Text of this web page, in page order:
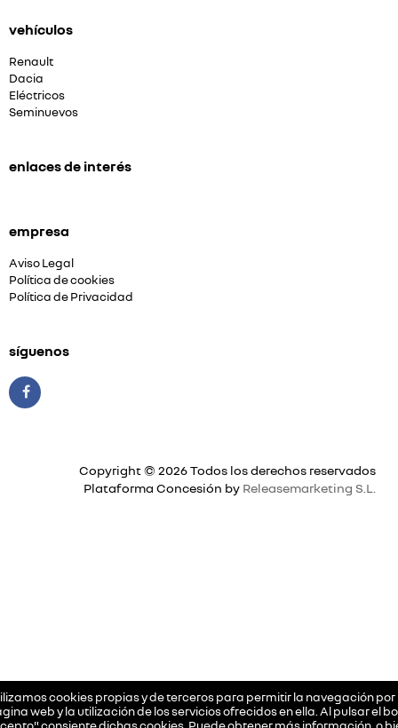
cookies propias y de terceros para permitir la navegación por
web y la utilización de los servicios ofrecidos en ella. Al pulsar el
vehículos
Renault
Dacia
Eléctricos
Seminuevos
enlaces de interés
empresa
Aviso Legal
Política de cookies
Política de Privacidad
síguenos
Copyright © 2026 Todos los derechos reservados
Plataforma Concesión by Releasemarketing S.L.